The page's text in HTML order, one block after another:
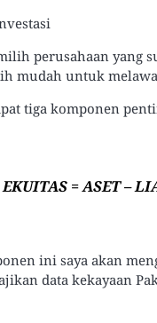
perusahaan yang
mudah untuk
tiga komponen
EKUITAS = ASET –
ini saya akan
data kekayaan